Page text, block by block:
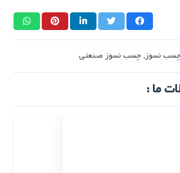
نسوز,چسب نسوز صنعتی
ما :